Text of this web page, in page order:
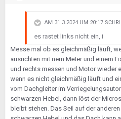
AM 31.3.2024 UM 20:17
es rastet links nicht ein, i
Messe mal ob es gleichmäßig läuft,
ausrichten mit nem Meter und einem
und rechts messen und Motor wieder
wenn es nicht gleichmäßig läuft und
vom Dachgleiter im
schwarzen Hebel, dann löst der
bleibt stehen. Das Seil auf der